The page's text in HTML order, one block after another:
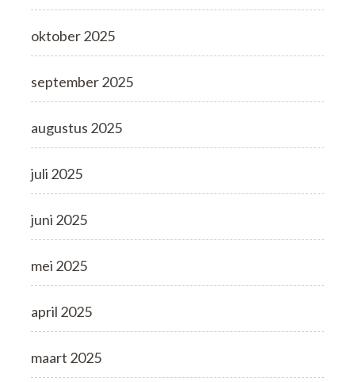
oktober 2025
september 2025
augustus 2025
juli 2025
juni 2025
mei 2025
april 2025
maart 2025